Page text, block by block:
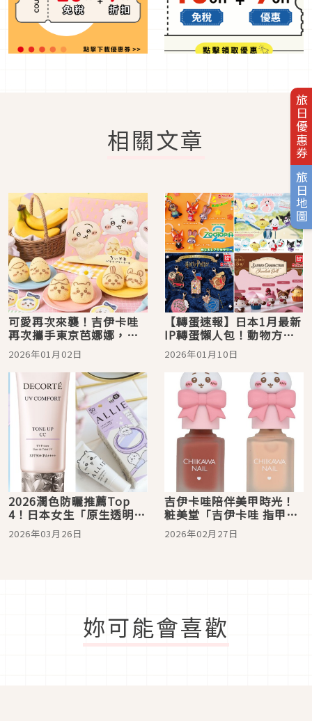
旅日優惠券
旅日地圖
相關文章
可愛再次來襲！吉伊卡哇
再次攜手東京芭娜娜，推
出「吉伊卡哇香蕉布丁蛋
糕」
2026年01月02日
【轉蛋速報】日本1月最新
IP轉蛋懶人包！動物方程
式、哈利波特、三麗鷗、
吉伊卡娃粉絲必見
2026年01月10日
2026潤色防曬推薦Top
4！日本女生「原生透明
感」公式：安耐曬、黛
珂、ALLIE吉伊卡哇聯名一
2026年03月26日
吉伊卡哇陪伴美甲時光！
粧美堂「吉伊卡哇 指甲油
系列」全16色打造最萌指
尖
2026年02月27日
妳可能會喜歡